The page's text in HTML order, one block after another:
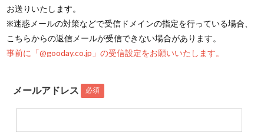
お送りいたします。
※迷惑メールの対策などで受信ドメインの指定を行っている場合、
こちらからの返信メールが受信できない場合があります。
事前に「@gooday.co.jp」の受信設定をお願いいたします。
メールアドレス 必須